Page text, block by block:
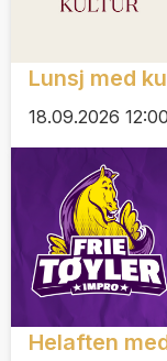
Lunsj med
18.09.2026
Helaften